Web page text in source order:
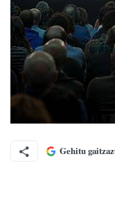
Gehitu